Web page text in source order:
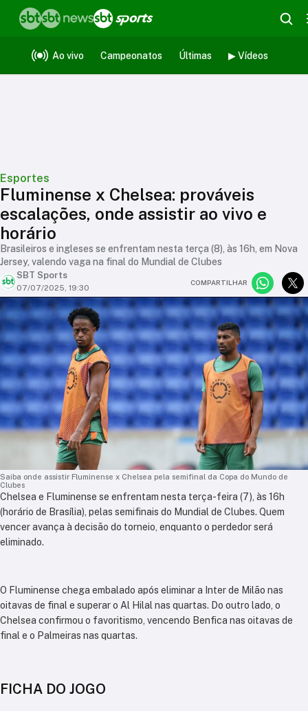
Ao vivo Campeonatos Últimas ▶ Vídeos
Esportes
Fluminense x Chelsea: prováveis
escalações, onde assistir ao vivo e
horário
Brasileiros e ingleses se enfrentam nesta terça (8), às 16h, em Nova
Jersey, valendo vaga na final do Mundial de Clubes
SBT Sports
07/07/2025, 19:30
COMPARTILHAR
Saiba onde assistir Fluminense x Chelsea pela semifinal da Copa do Mundo de
Clubes
Chelsea e Fluminense se enfrentam nesta terça-feira (7), às 16h
(horário de Brasília), pelas semifinais do Mundial de Clubes. Quem
vencer avança à decisão do torneio, enquanto o perdedor será
eliminado.
O Fluminense chega embalado após eliminar a Inter de Milão nas
oitavas de final e superar o Al Hilal nas quartas. Do outro lado, o
Chelsea confirmou o favoritismo, vencendo Benfica nas oitavas de
final e o Palmeiras nas quartas.
FICHA DO JOGO